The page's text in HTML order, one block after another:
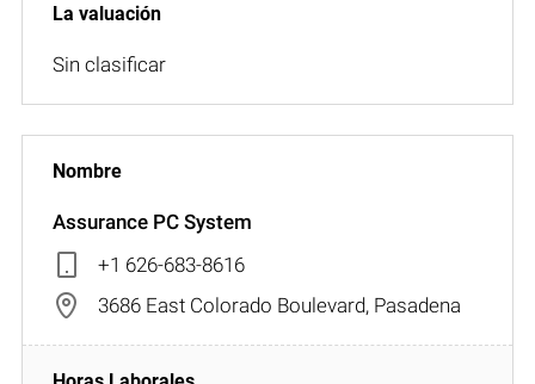
Sin clasificar
Assurance PC System
+1 626-683-8616
3686 East Colorado Boulevard, Pasadena